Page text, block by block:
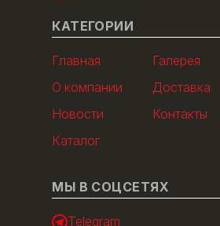
КАТЕГОРИИ
Главная
О компании
Новости
Каталог
Галерея
Доставка
Контакты
МЫ В СОЦСЕТЯХ
Telegram